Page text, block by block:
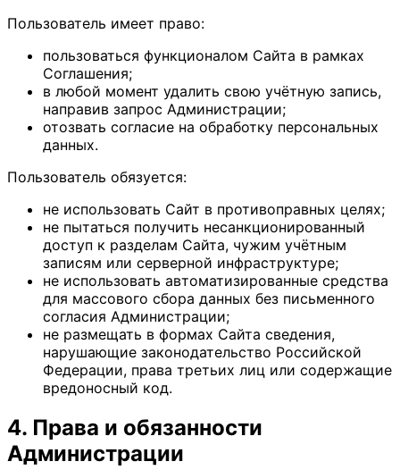
Пользователь имеет право:
пользоваться функционалом Сайта в рамках
Соглашения;
в любой момент удалить свою учётную запись,
направив запрос Администрации;
отозвать согласие на обработку персональных
данных.
Пользователь обязуется:
не использовать Сайт в противоправных целях;
не пытаться получить несанкционированный
доступ к разделам Сайта, чужим учётным
записям или серверной инфраструктуре;
не использовать автоматизированные средства
для массового сбора данных без письменного
согласия Администрации;
не размещать в формах Сайта сведения,
нарушающие законодательство Российской
Федерации, права третьих лиц или содержащие
вредоносный код.
4. Права и обязанности
Администрации